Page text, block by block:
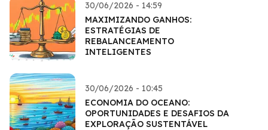
30/06/2026 - 14:59
MAXIMIZANDO GANHOS:
ESTRATÉGIAS DE
REBALANCEAMENTO
INTELIGENTES
30/06/2026 - 10:45
ECONOMIA DO OCEANO:
OPORTUNIDADES E DESAFIOS DA
EXPLORAÇÃO SUSTENTÁVEL